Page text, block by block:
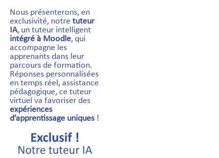
Nous présenterons, en
exclusivité, notre tuteur
IA, un tuteur intelligent
intégré à Moodle, qui
accompagne les
apprenants dans leur
parcours de formation.
Réponses personnalisées
en temps réel, assistance
pédagogique, ce tuteur
virtuel va favoriser des
expériences
d’apprentissage uniques !